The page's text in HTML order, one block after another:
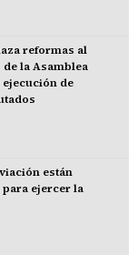
reformas al
de la Asamblea
de
están
ejercer la